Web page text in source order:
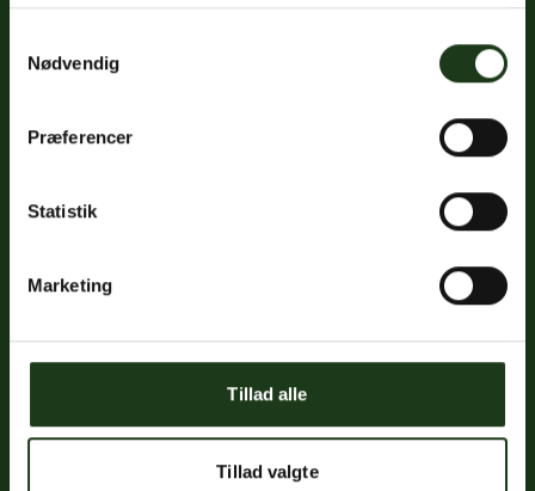
Nødvendig
Præferencer
Statistik
Marketing
Tillad alle
Tillad valgte
Instagram
Google
Links
Mindeportal